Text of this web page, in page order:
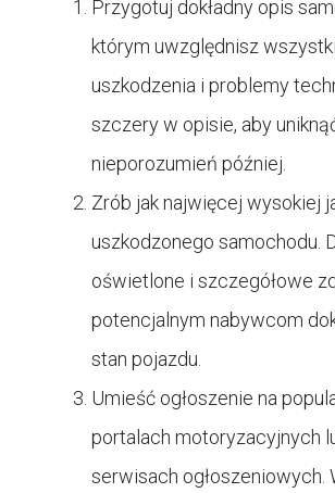
Przygotuj dokładny opis
którym uwzględnisz
uszkodzenia i problemy
szczery w opisie, aby
nieporozumień później.
Zrób jak najwięcej wysokiej
uszkodzonego samochodu.
oświetlone i szczegółowe
potencjalnym nabywcom
stan pojazdu.
Umieść ogłoszenie na
portalach motoryzacyjnych
serwisach ogłoszeniowych.